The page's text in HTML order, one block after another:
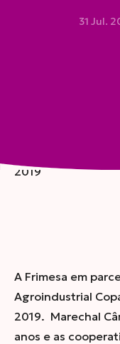
31 Jul.
2019
A Frimesa em
Agroindustrial
2019. Marechal
anos e as